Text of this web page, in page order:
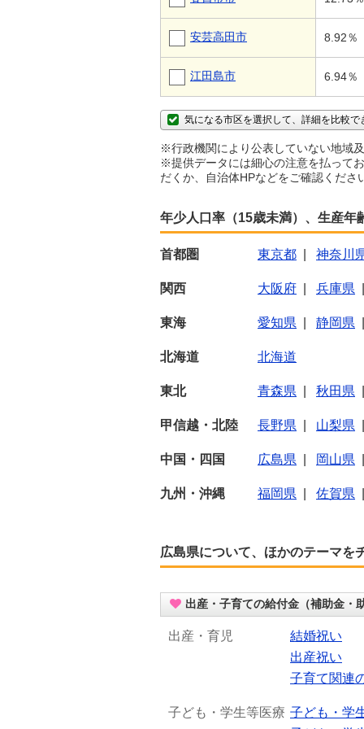
安芸高田市 8.92％
江田島市 6.94％
気になる市区を選択して、詳細を比較で
※行政機関により公表していない地域
※提供データには細心の注意を払って
だくか、自治体HPなどをご確認くださ
年少人口率（15歳未満）、生産年
首都圏 東京都 神奈川
関西 大阪府 兵庫県
東海 愛知県 静岡県
北海道 北海道
東北 青森県 秋田県
甲信越・北陸 長野県 山梨県
中国・四国 広島県 岡山県
九州・沖縄 福岡県 佐賀県
広島県について、ほかのテーマを
出産・子育ての給付金（補助金・
出産・育児
結婚祝い
出産祝い
子育て関連
子ども・学生等医療 子ども・学